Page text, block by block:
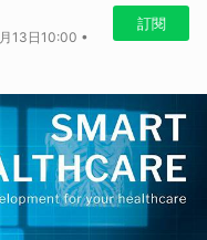
13日10:00 •
訂閱